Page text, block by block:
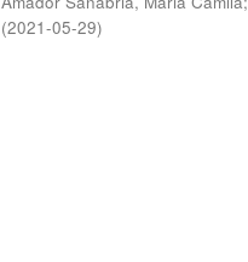
(2021-05-29)